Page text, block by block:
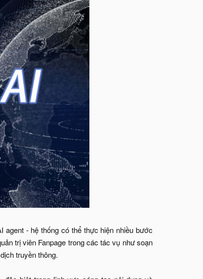
- hệ thống có thể thực hiện nhiều bước
trị viên Fanpage trong các tác vụ như soạn
truyền thông.